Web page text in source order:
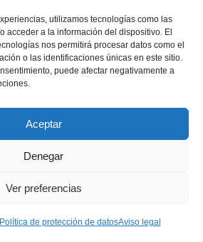
utilizamos tecnologías como las
acceder a la información del dispositivo. El
nos permitirá procesar datos como el
o las identificaciones únicas en este sitio.
puede afectar negativamente a
Aceptar
Denegar
Ver preferencias
de protección de datosAviso legal